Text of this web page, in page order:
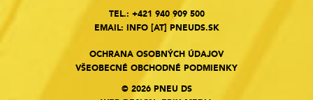
TEL.: +421 940 909 500
EMAIL: INFO[AT] PNEUDS.SK
OCHRANA OSOBNÝCH ÚDAJOV
VŠEOBECNÉ OBCHODNÉ PODMIENKY
© 2026 PNEU DS